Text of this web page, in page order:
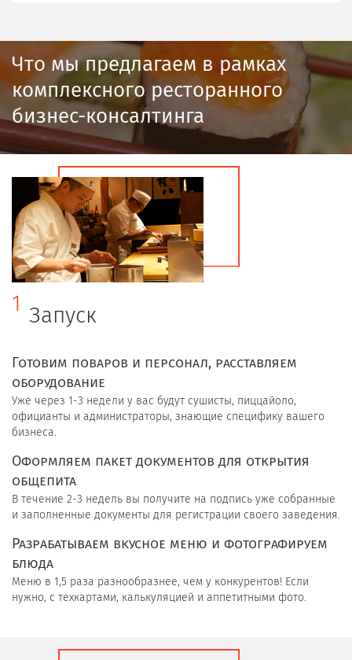
Что мы предлагаем в рамках
комплексного ресторанного
бизнес-консалтинга
1 Запуск
Готовим поваров и персонал, расставляем
оборудование
Уже через 1-3 недели у вас будут сушисты, пиццайоло,
официанты и администраторы, знающие специфику вашего
бизнеса.
Оформляем пакет документов для открытия
общепита
В течение 2-3 недель вы получите на подпись уже собранные
и заполненные документы для регистрации своего заведения.
Разрабатываем вкусное меню и фотографируем
блюда
Меню в 1,5 раза разнообразнее, чем у конкурентов! Если
нужно, с техкартами, калькуляцией и аппетитными фото.